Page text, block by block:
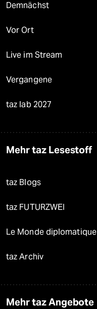
Demnächst
Vor Ort
Live im Stream
Vergangene
taz lab 2027
Mehr taz Lesestoff
taz Blogs
taz FUTURZWEI
Le Monde diplomatique
taz Archiv
Mehr taz Angebote